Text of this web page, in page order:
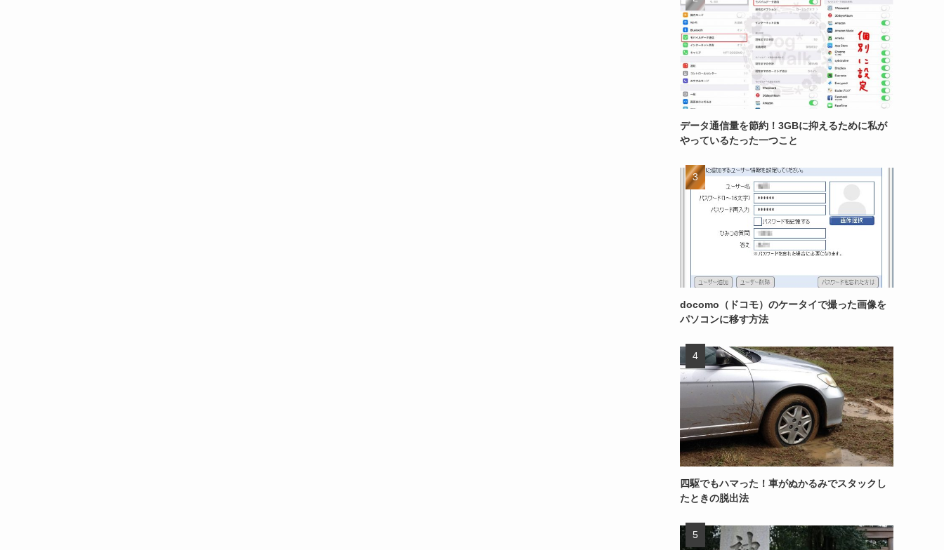
データ通信量を節約！3GBに抑えるために私が
やっているたった一つこと
docomo（ドコモ）のケータイで撮った画像を
パソコンに移す方法
四駆でもハマった！車がぬかるみでスタックし
たときの脱出法